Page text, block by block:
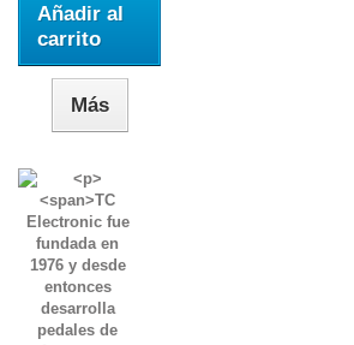
Añadir al
carrito
Más